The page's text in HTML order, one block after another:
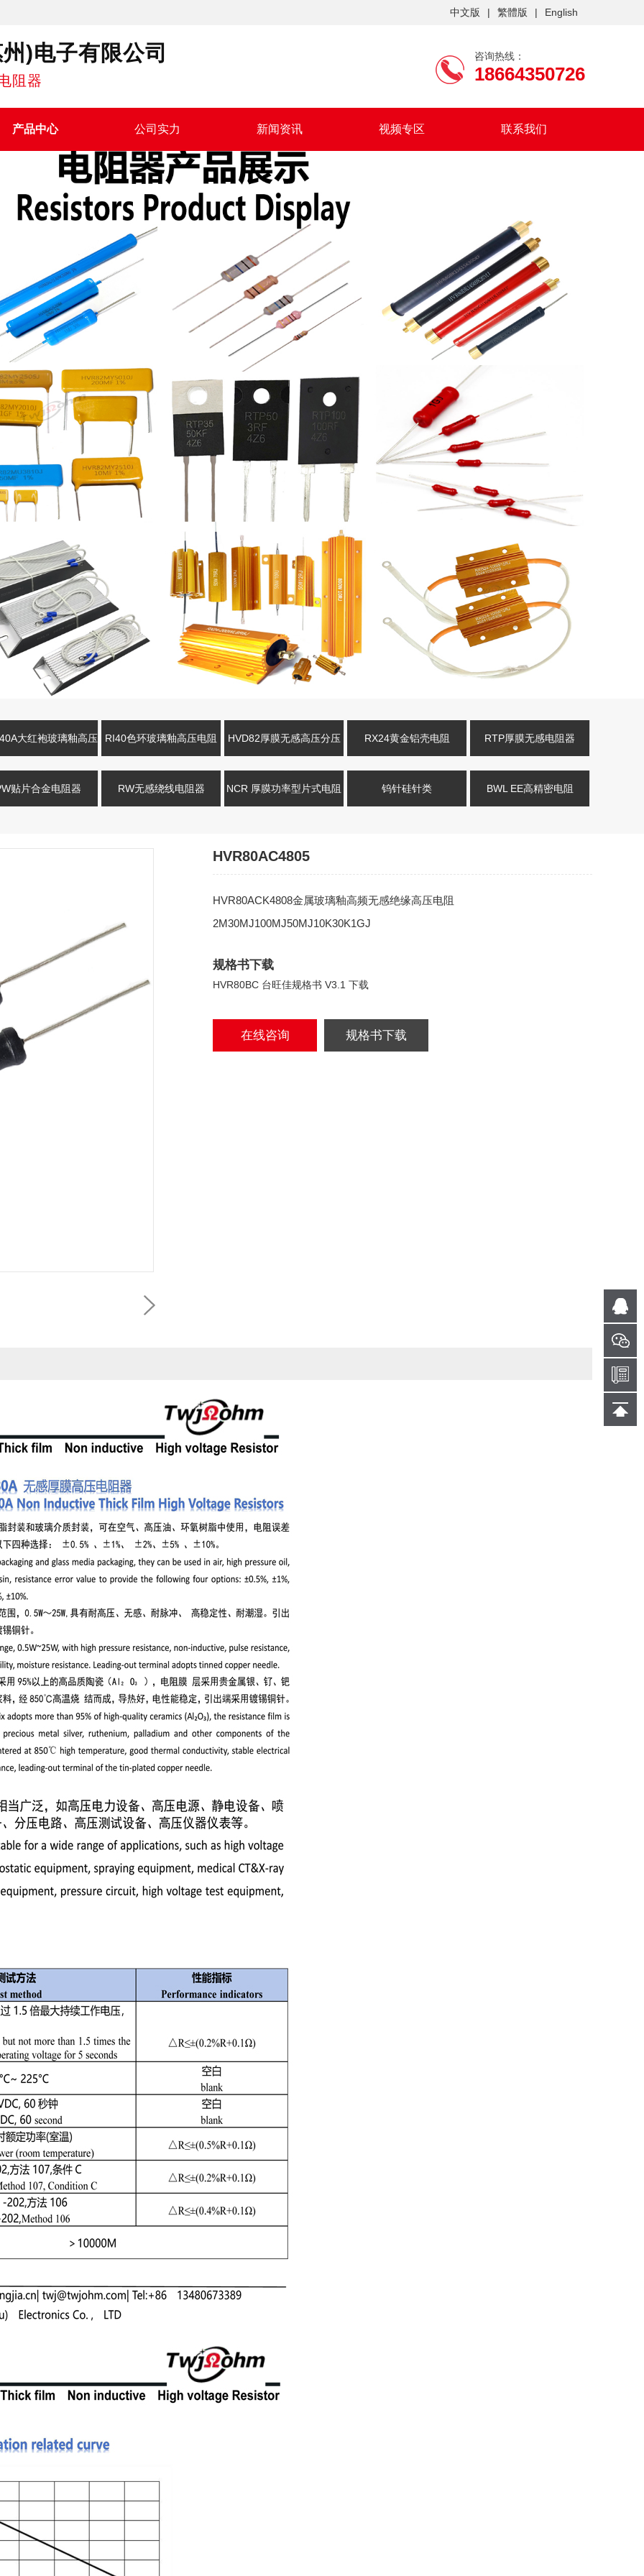
中文版 | 繁體版 | English
)电子有限公司
阻器
咨询热线：
18664350726
产品中心 公司实力 新闻资讯 视频专区 联系我们
大红袍玻璃釉高压
电阻
RI40色环玻璃釉高压电阻
器
HVD82厚膜无感高压分压
电阻
RX24黄金铝壳电阻 RTP厚膜无感电阻器
贴片合金电阻器 RW无感绕线电阻器 NCR 厚膜功率型片式电阻 钨针硅针类 BWL EE高精密电阻
HVR80AC4805
HVR80ACK4808金属玻璃釉高频无感绝缘高压电阻
2M30MJ100MJ50MJ10K30K1GJ
规格书下载
HVR80BC 台旺佳规格书 V3.1 下载
在线咨询 规格书下载